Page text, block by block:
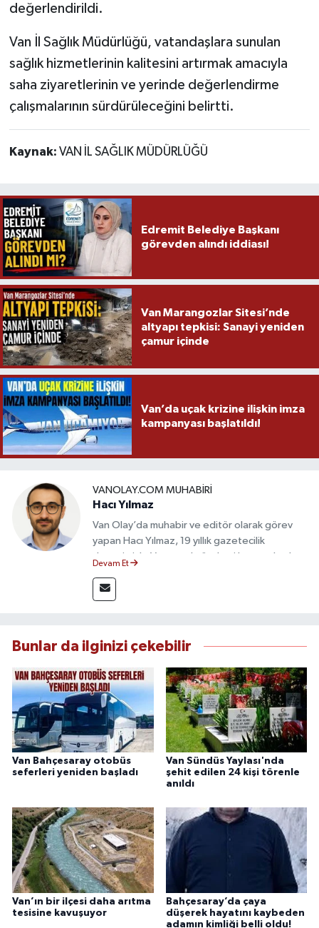
değerlendirildi.
Van İl Sağlık Müdürlüğü, vatandaşlara sunulan
sağlık hizmetlerinin kalitesini artırmak amacıyla
saha ziyaretlerinin ve yerinde değerlendirme
çalışmalarının sürdürüleceğini belirtti.
Kaynak: VAN İL SAĞLIK MÜDÜRLÜĞÜ
Edremit Belediye Başkanı
görevden alındı iddiası!
Van Marangozlar Sitesi’nde
altyapı tepkisi: Sanayi yeniden
çamur içinde
Van’da uçak krizine ilişkin imza
kampanyası başlatıldı!
VANOLAY.COM MUHABIRI
Hacı Yılmaz
Van Olay’da muhabir ve editör olarak görev
yapan Hacı Yılmaz, 19 yıllık gazetecilik
deneyimiyle Van yerel gündemi başta olmak
takip etmektedir. Editoryal sürece katkı sunan
Yılmaz, tarafsızlık, doğruluk ve etik ilkeler
bilgilendirmektedir.
Devam Et
Bunlar da ilginizi çekebilir
Van Bahçesaray otobüs
seferleri yeniden başladı
Van Sündüs Yaylası'nda
şehit edilen 24 kişi törenle
anıldı
Van’ın bir ilçesi daha arıtma
tesisine kavuşuyor
Bahçesaray’da çaya
düşerek hayatını kaybeden
adamın kimliği belli oldu!